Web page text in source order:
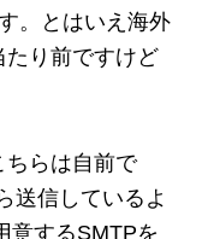
。とはいえ海外
たり前ですけど
ちらは自前で
送信しているよ
意するSMTPを